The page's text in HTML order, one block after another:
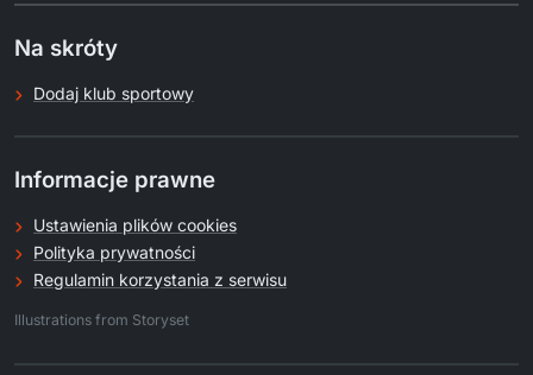
Na skróty
Dodaj klub sportowy
Informacje prawne
Ustawienia plików cookies
Polityka prywatności
Regulamin korzystania z serwisu
Illustrations from Storyset